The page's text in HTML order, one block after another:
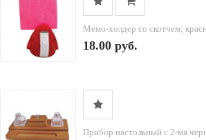
Мемо-холдер со скотчем;
18.00 руб.
Прибор настольный с 2-мя